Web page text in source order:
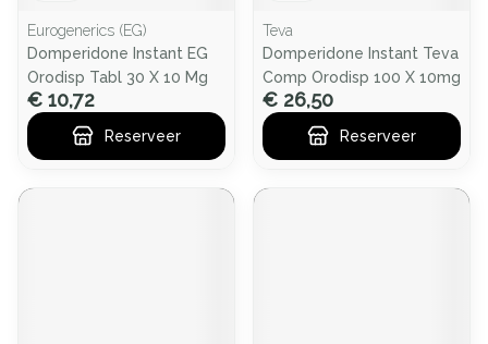
Eurogenerics (EG)
Domperidone Instant EG
Orodisp Tabl 30 X 10 Mg
€ 10,72
Reserveer
Teva
Domperidone Instant Teva
Comp Orodisp 100 X 10mg
€ 26,50
Reserveer